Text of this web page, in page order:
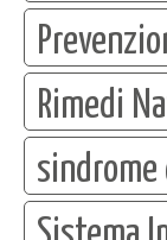
Rimedi
Sistema